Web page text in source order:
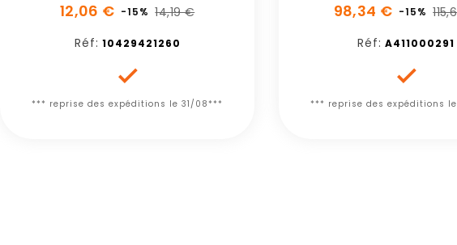
12,06 € -15% 14,19 €
Réf: 10429421260

*** reprise des expéditions le 31/08***
98,34 € -15%
Réf: A411000291

*** reprise des expéditions